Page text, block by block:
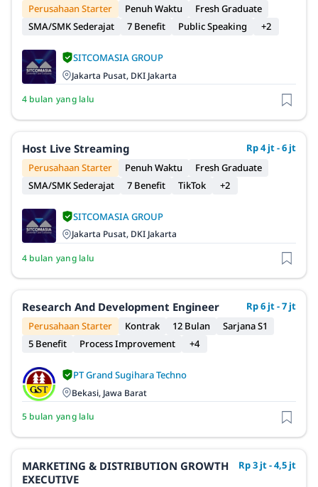
Perusahaan Starter Penuh Waktu
Fresh Graduate
SMA/SMK Sederajat
7 Benefit Public Speaking +2
SITCOMASIA GROUP
Jakarta Pusat, DKI Jakarta
4 bulan yang lalu
Host Live Streaming
Rp 4 jt - 6 jt
Perusahaan Starter
Penuh Waktu
Fresh Graduate
SMA/SMK Sederajat
7 Benefit TikTok +2
SITCOMASIA GROUP
Jakarta Pusat, DKI Jakarta
4 bulan yang lalu
Research And Development Engineer
Rp 6 jt - 7 jt
Perusahaan Starter
Kontrak 12 Bulan
Sarjana S1
5 Benefit
Process Improvement +4
PT Grand Sugihara Techno
Bekasi, Jawa Barat
5 bulan yang lalu
MARKETING & DISTRIBUTION GROWTH
EXECUTIVE
Rp 3 jt - 4,5 jt